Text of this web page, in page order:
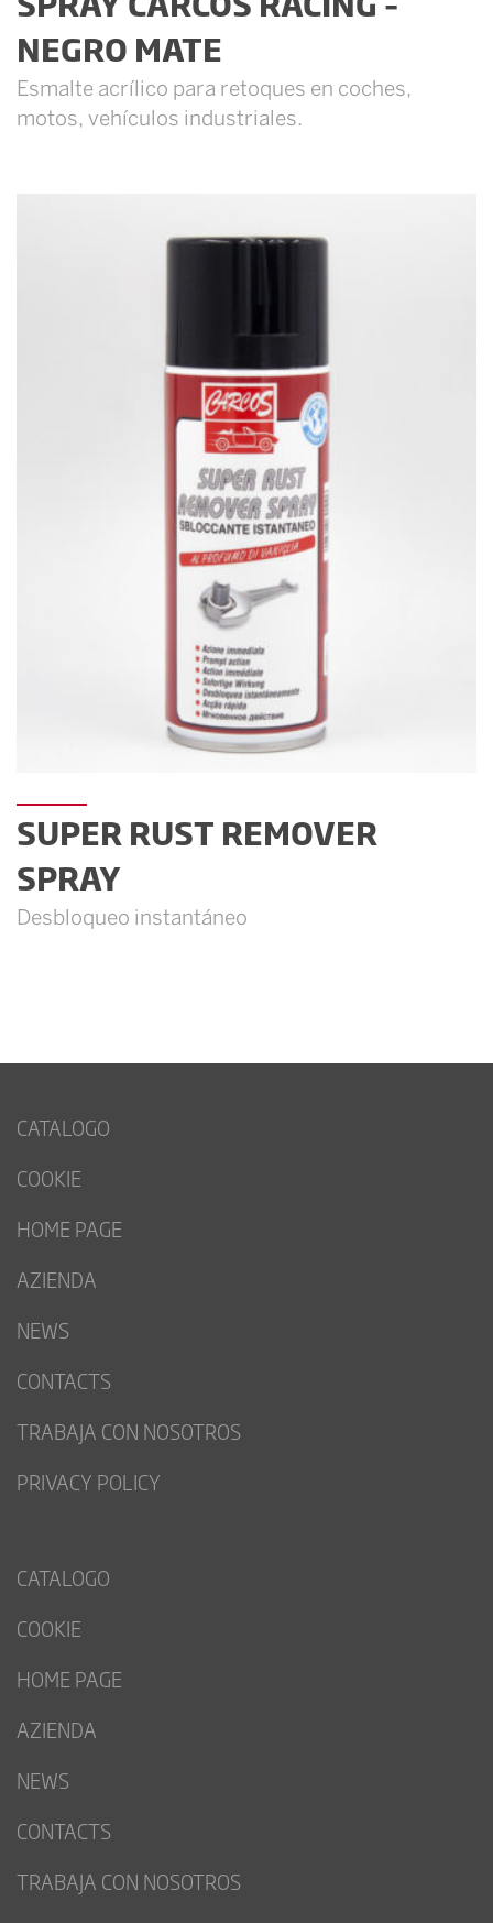
NEGRO MATE
Esmalte acrílico para retoques en coches,
motos, vehículos industriales.
SUPER RUST REMOVER
SPRAY
Desbloqueo instantáneo
CATALOGO
COOKIE
HOME PAGE
AZIENDA
NEWS
CONTACTS
TRABAJA CON NOSOTROS
PRIVACY POLICY
CATALOGO
COOKIE
HOME PAGE
AZIENDA
NEWS
CONTACTS
TRABAJA CON NOSOTROS